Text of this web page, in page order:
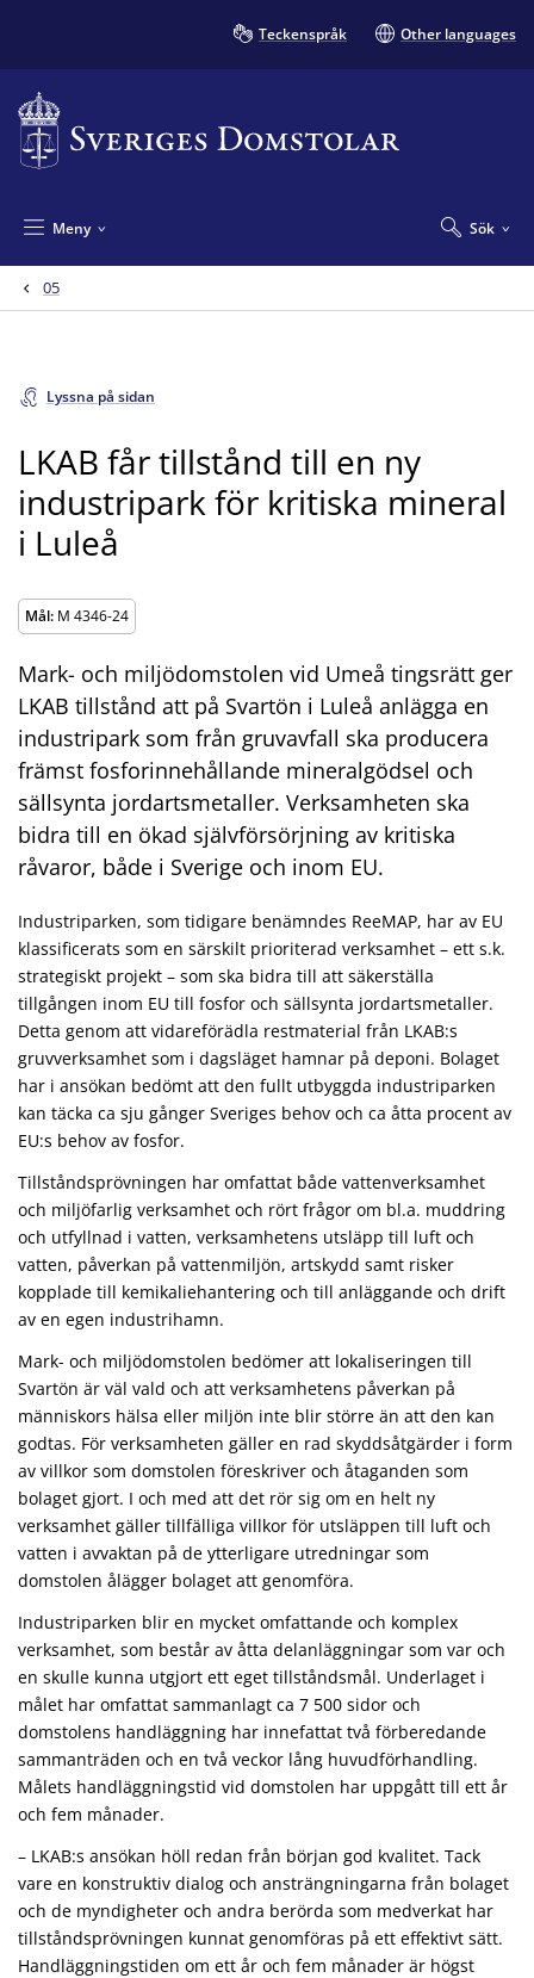
Teckenspråk Other languages
Sök
Meny
05
Lyssna på sidan
LKAB får tillstånd till en ny
industripark för kritiska mineral
i Luleå
Mål: M 4346-24
Mark- och miljödomstolen vid Umeå tingsrätt ger
LKAB tillstånd att på Svartön i Luleå anlägga en
industripark som från gruvavfall ska producera
främst fosforinnehållande mineralgödsel och
sällsynta jordartsmetaller. Verksamheten ska
bidra till en ökad självförsörjning av kritiska
råvaror, både i Sverige och inom EU.
Industriparken, som tidigare benämndes ReeMAP, har av EU
klassificerats som en särskilt prioriterad verksamhet – ett s.k.
strategiskt projekt – som ska bidra till att säkerställa
tillgången inom EU till fosfor och sällsynta jordartsmetaller.
Detta genom att vidareförädla restmaterial från LKAB:s
gruvverksamhet som i dagsläget hamnar på deponi. Bolaget
har i ansökan bedömt att den fullt utbyggda industriparken
kan täcka ca sju gånger Sveriges behov och ca åtta procent av
EU:s behov av fosfor.
Tillståndsprövningen har omfattat både vattenverksamhet
och miljöfarlig verksamhet och rört frågor om bl.a. muddring
och utfyllnad i vatten, verksamhetens utsläpp till luft och
vatten, påverkan på vattenmiljön, artskydd samt risker
kopplade till kemikaliehantering och till anläggande och drift
av en egen industrihamn.
Mark- och miljödomstolen bedömer att lokaliseringen till
Svartön är väl vald och att verksamhetens påverkan på
människors hälsa eller miljön inte blir större än att den kan
godtas. För verksamheten gäller en rad skyddsåtgärder i form
av villkor som domstolen föreskriver och åtaganden som
bolaget gjort. I och med att det rör sig om en helt ny
verksamhet gäller tillfälliga villkor för utsläppen till luft och
vatten i avvaktan på de ytterligare utredningar som
domstolen ålägger bolaget att genomföra.
Industriparken blir en mycket omfattande och komplex
verksamhet, som består av åtta delanläggningar som var och
en skulle kunna utgjort ett eget tillståndsmål. Underlaget i
målet har omfattat sammanlagt ca 7 500 sidor och
domstolens handläggning har innefattat två förberedande
sammanträden och en två veckor lång huvudförhandling.
Målets handläggningstid vid domstolen har uppgått till ett år
och fem månader.
– LKAB:s ansökan höll redan från början god kvalitet. Tack
vare en konstruktiv dialog och ansträngningarna från bolaget
och de myndigheter och andra berörda som medverkat har
tillståndsprövningen kunnat genomföras på ett effektivt sätt.
Handläggningstiden om ett år och fem månader är högst